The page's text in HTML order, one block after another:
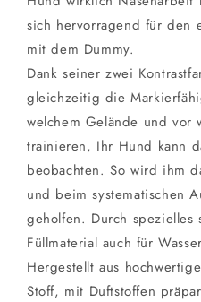
sich hervorragend für den
mit dem Dummy.
Dank seiner zwei
gleichzeitig die
welchem Gelände und vor
trainieren, Ihr Hund kann
beobachten. So wird ihm
und beim systematischen
geholfen. Durch spezielles
Füllmaterial auch für
Hergestellt aus
Stoff, mit Duftstoffen